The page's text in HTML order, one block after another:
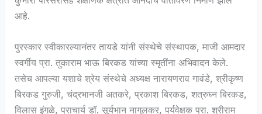
आहे.
पुरस्कार स्वीकारल्यानंतर तायडे यांनी संस्थेचे संस्थापक, माजी आमदार
स्वर्गीय प्रा. तुकाराम भाऊ बिरकड यांच्या स्मृतींना अभिवादन केले.
तसेच आपल्या यशाचे श्रेय संस्थेचे अध्यक्ष नारायणराव गावंडे, श्रीकृष्ण
बिरकड गुरुजी, चंद्रभानजी अतकरे, प्रकाश बिरकड, शत्रुघ्न बिरकड,
विलास इंगळे, प्राचार्य डॉ. सूर्यभान नागुलकर, पर्यवेक्षक प्रा. श्रीराम